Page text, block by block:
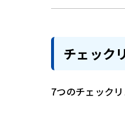
チェック
7つのチェック